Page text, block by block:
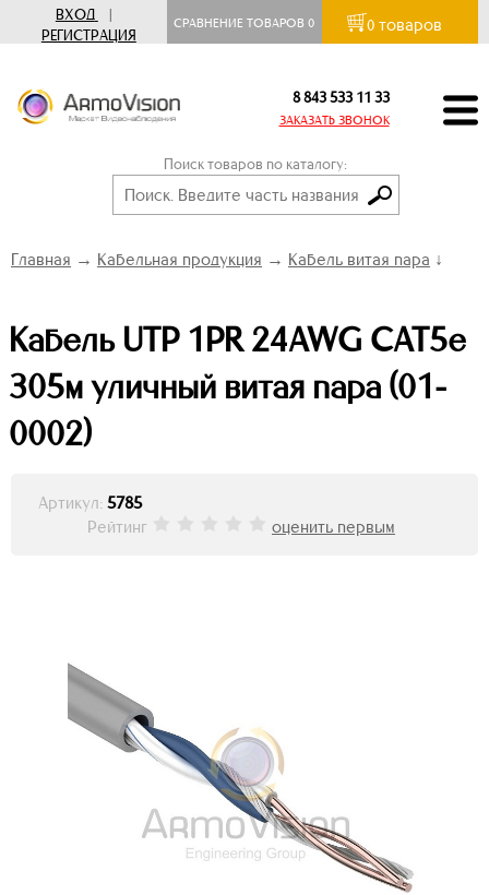
ВХОД
|
РЕГИСТРАЦИЯ
СРАВНЕНИЕ ТОВАРОВ0 0 товаров
8 843 533 11 33
ЗАКАЗАТЬ ЗВОНОК
Поиск товаров по каталогу:
Главная → Кабельная продукция → Кабель витая пара ↓
Кабель UTP 1PR 24AWG CAT5e
305м уличный витая пара (01-
0002)
Артикул: 5785
Рейтинг
оценить первым